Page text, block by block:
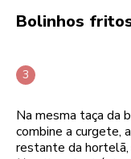
Bolinhos
Na mesma taça da
combine a curgete,
restante da